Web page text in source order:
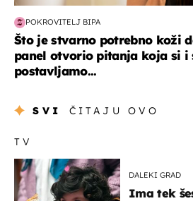
POKROVITELJ BIPA
Što je stvarno potrebno koži
panel otvorio pitanja koja si i
postavljamo...
SVI ČITAJU OVO
TV
DALEKI GRAD
Ima tek